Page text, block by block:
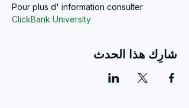
Pour plus d' information consulter
ClickBank University
شارِك هذا الحدث